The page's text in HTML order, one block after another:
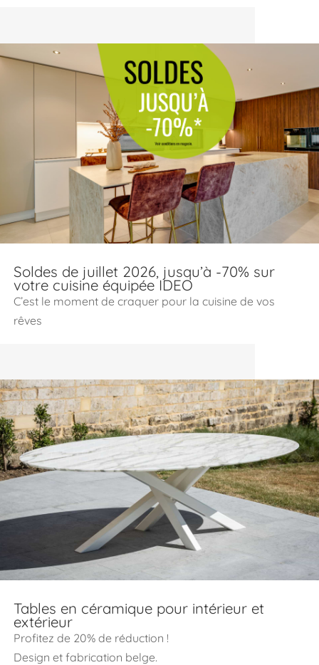
Soldes de juillet 2026, jusqu’à -70% sur
votre cuisine équipée IDEO
C’est le moment de craquer pour la cuisine de vos
rêves
Tables en céramique pour intérieur et
extérieur
Profitez de 20% de réduction !
Design et fabrication belge.